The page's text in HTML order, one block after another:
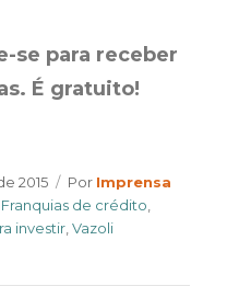
se para receber
É gratuito!
2015 Por Author
Imprensa
Franquias de crédito
investir ,Vazoli